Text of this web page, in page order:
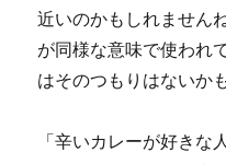
近いのかもしれません
が同様な意味で使われ
はそのつもりはないか
「辛いカレーが好きな